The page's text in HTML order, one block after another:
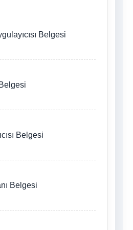
Belgesi
Belgesi
Belgesi